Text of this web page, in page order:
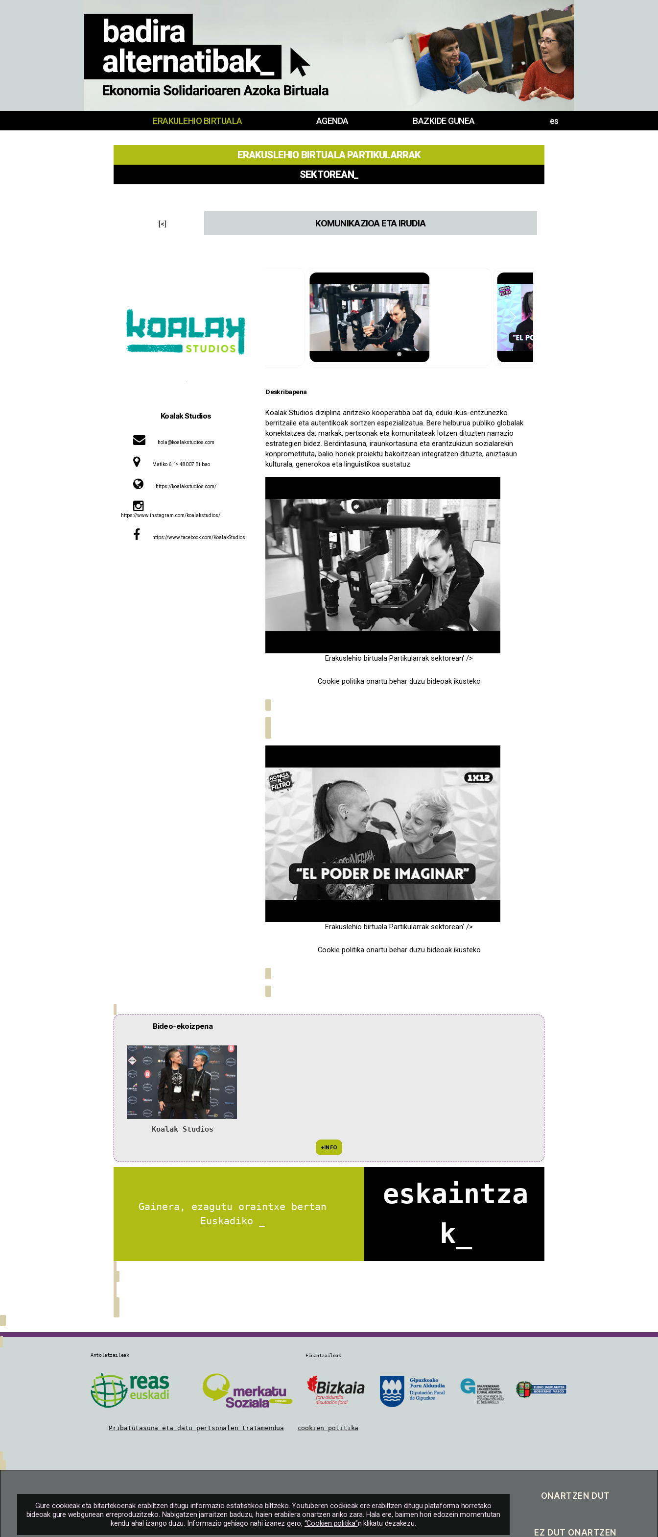
ERAKULEHIO BIRTUALA AGENDA BAZKIDE GUNEA es
ERAKUSLEHIO BIRTUALA PARTIKULARRAK
SEKTOREAN_
[<] KOMUNIKAZIOA ETA IRUDIA
Koalak Studios
hola@koalakstudios.com
Matiko 6, 1º 48007 Bilbao
https://koalakstudios.com/
https://www.instagram.com/koalakstudios/
https://www.facebook.com/KoalakStudios
Deskribapena
Koalak Studios diziplina anitzeko kooperatiba bat da, eduki ikus-entzunezko
berritzaile eta autentikoak sortzen espezializatua. Bere helburua publiko globalak
konektatzea da, markak, pertsonak eta komunitateak lotzen dituzten narrazio
estrategien bidez. Berdintasuna, iraunkortasuna eta erantzukizun sozialarekin
konprometituta, balio horiek proiektu bakoitzean integratzen dituzte, aniztasun
kulturala, generokoa eta linguistikoa sustatuz.
Erakuslehio birtuala Partikularrak sektorean‘ />
Cookie politika onartu behar duzu bideoak ikusteko
Erakuslehio birtuala Partikularrak sektorean‘ />
Cookie politika onartu behar duzu bideoak ikusteko
Bideo-ekoizpena
Koalak Studios
Gainera, ezagutu oraintxe bertan
Euskadiko merkatu s_
eskaintza
k_
Antolatzaileak Finantzaileak
Pribatutasuna eta datu pertsonalen tratamendua cookien politika
Gure cookieak eta bitartekoenak erabiltzen ditugu informazio estatistikoa biltzeko. Youtuberen cookieak ere erabiltzen ditugu plataforma horretako
bideoak gure webgunean erreproduzitzeko. Nabigatzen jarraitzen baduzu, haien erabilera onartzen ariko zara. Hala ere, baimen hori edozein momentutan
kendu ahal izango duzu. Informazio gehiago nahi izanez gero, “Cookien politika”n klikatu dezakezu.